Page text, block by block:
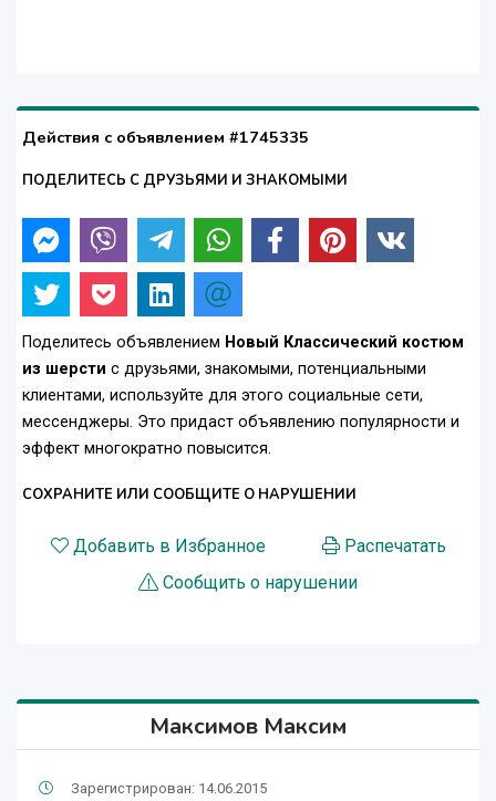
Действия с объявлением #1745335
ПОДЕЛИТЕСЬ С ДРУЗЬЯМИ И ЗНАКОМЫМИ
Поделитесь объявлением Новый Классический костюм
из шерсти с друзьями, знакомыми, потенциальными
клиентами, используйте для этого социальные сети,
мессенджеры. Это придаст объявлению популярности и
эффект многократно повысится.
СОХРАНИТЕ ИЛИ СООБЩИТЕ О НАРУШЕНИИ
Добавить в Избранное
Распечатать
Сообщить о нарушении
Максимов Максим
Зарегистрирован: 14.06.2015